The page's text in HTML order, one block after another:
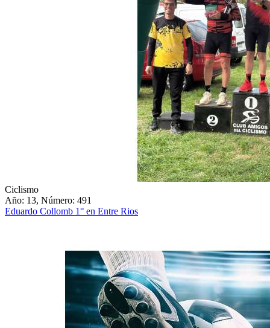
Ciclismo
Año: 13, Número: 491
Eduardo Collomb 1° en Entre Rios